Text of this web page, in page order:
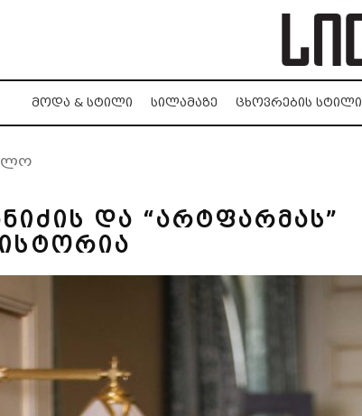
ᲛᲝᲓᲐ & ᲡᲢᲘᲚᲘ ᲡᲘᲚᲐᲛᲐᲖᲔ ᲪᲮᲝᲕᲠᲔᲑᲘᲡ ᲡᲢᲘᲚᲘ
და “არტფარმას”